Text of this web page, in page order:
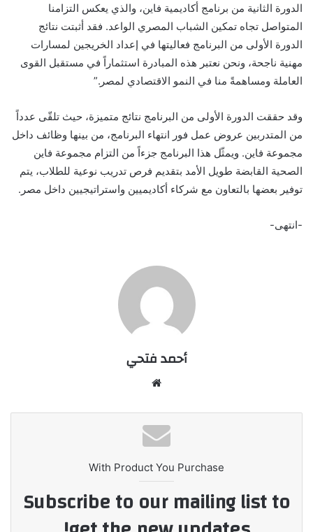
الدورة الثانية من برنامج أكاديمية فاين، والذي يعكس التزامنا
المتواصل تجاه تمكين الشباب المصري الواعد. فقد أثبتت نتائج
الدورة الأولى من البرنامج فعاليتها في إعداد الخريجين لمسارات
مهنية ناجحة، ونحن نعتبر هذه المبادرة استثماراً في مستقبل القوى
العاملة ومساهمةً منا في النمو الاقتصادي لمصر.”
وقد حققت الدورة الأولى من البرنامج نتائج متميزة، حيث تلقّى عدداً
من المتدربين عروض عمل فور انتهاء البرنامج، من بينها وظائف داخل
مجموعة فاين. ويمثّل هذا البرنامج جزءاً من التزام مجموعة فاين
الصحية القابضة طويل الأمد بتقديم فرص تدريب نوعية للطلاب، يتم
توفير بعضها بالتعاون مع شركاء أكاديميين واستراتيجيين داخل مصر.
-انتهى-
أحمد فتحي
With Product You Purchase
Subscribe to our mailing list to